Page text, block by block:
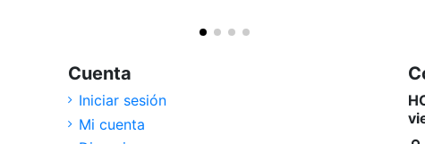
Cuenta
Iniciar sesión
Mi cuenta